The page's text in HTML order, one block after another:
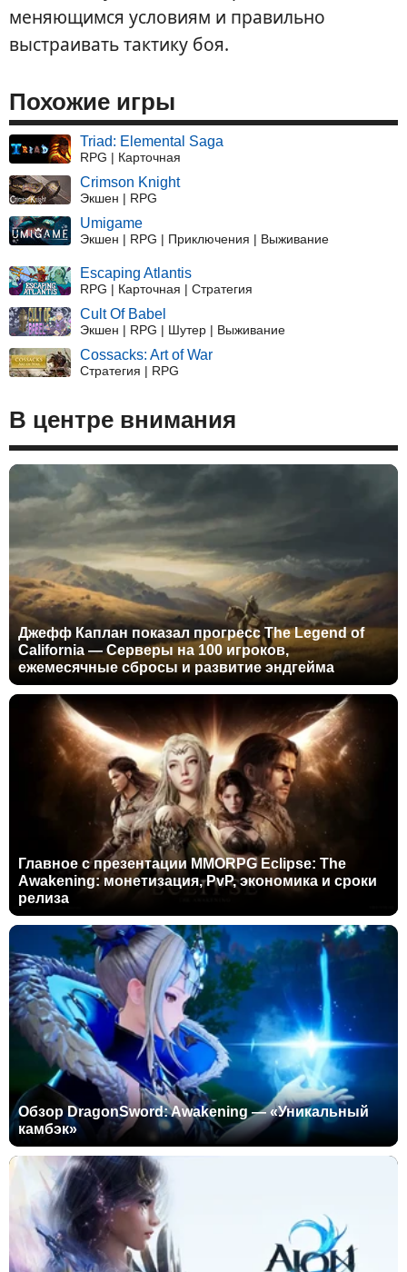
меняющимся условиям и правильно
выстраивать тактику боя.
Похожие игры
Triad: Elemental Saga
RPG | Карточная
Crimson Knight
Экшен | RPG
Umigame
Экшен | RPG | Приключения | Выживание
Escaping Atlantis
RPG | Карточная | Стратегия
Cult Of Babel
Экшен | RPG | Шутер | Выживание
Cossacks: Art of War
Стратегия | RPG
В центре внимания
Джефф Каплан показал прогресс The Legend of
California — Серверы на 100 игроков,
ежемесячные сбросы и развитие эндгейма
Главное с презентации MMORPG Eclipse: The
Awakening: монетизация, PvP, экономика и сроки
релиза
Обзор DragonSword: Awakening — «Уникальный
камбэк»